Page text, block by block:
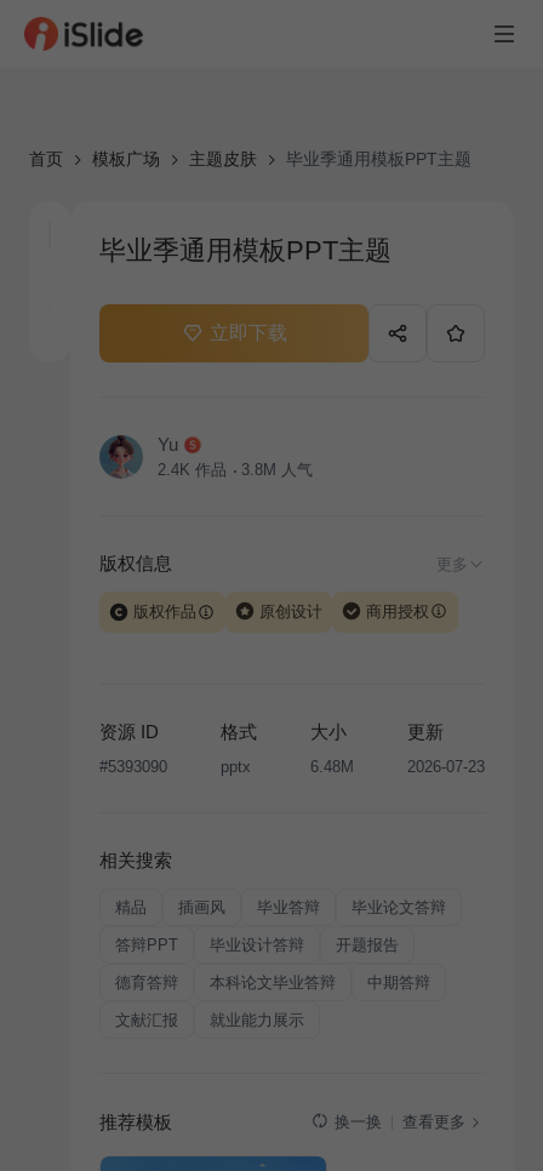
首页 模板广场 主题皮肤 毕业季通用模板PPT主题
毕业季通用模板PPT主题
立即下载
Yu
2.4K 作品 3.8M 人气
版权信息 更多
版权作品 原创设计 商用授权
版权声明
条款，禁止任何形式的转让、出售或出租，未
经投权许可任何人不得擅自转载和分发，否则将接照我
资源 ID
#5393090
格式
pptx
大小
6.48M
更新
2026-07-23
相关搜索
精品 插画风 毕业答辩 毕业论文答辩
答辩PPT 毕业设计答辩 开题报告
德育答辩 本科论文毕业答辩 中期答辩
文献汇报 就业能力展示
推荐模板 换一换 查看更多